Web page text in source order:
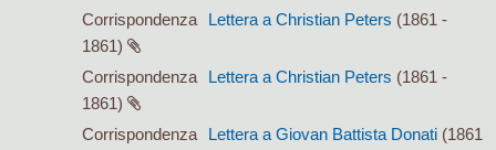
Corrispondenza Lettera a Christian Peters (1861 -
1861)
Corrispondenza
Lettera a Christian Peters (1861 -
1861)
Corrispondenza
Lettera a Giovan Battista Donati (1861